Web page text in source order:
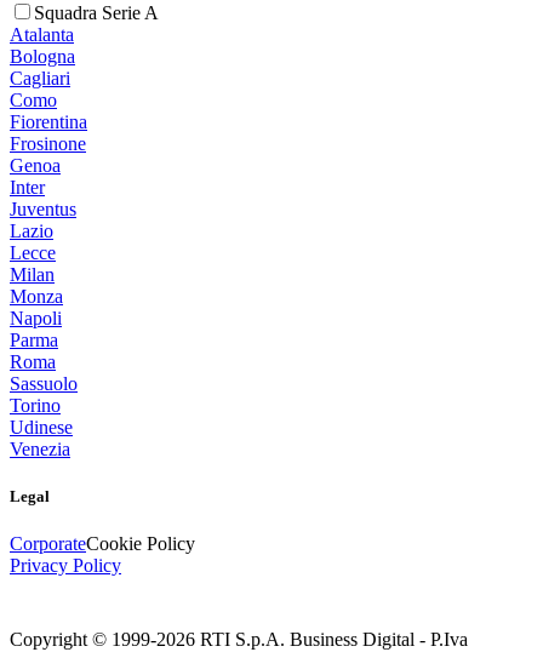
Squadra Serie A
Atalanta
Bologna
Cagliari
Como
Fiorentina
Frosinone
Genoa
Inter
Juventus
Lazio
Lecce
Milan
Monza
Napoli
Parma
Roma
Sassuolo
Torino
Udinese
Venezia
Legal
CorporateCookie Policy
Privacy Policy
Copyright © 1999-2026 RTI S.p.A. Business Digital - P.Iva